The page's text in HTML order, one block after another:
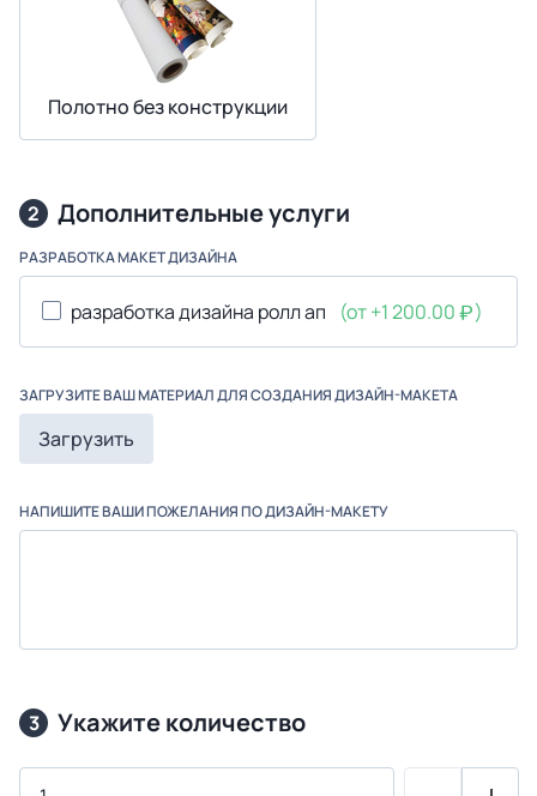
Полотно без конструкции
2 Дополнительные услуги
РАЗРАБОТКА МАКЕТ ДИЗАЙНА
разработка дизайна ролл ап (от +1 200.00 )
ЗАГРУЗИТЕ ВАШ МАТЕРИАЛ ДЛЯ СОЗДАНИЯ ДИЗАЙН-МАКЕТА
Загрузить
НАПИШИТЕ ВАШИ ПОЖЕЛАНИЯ ПО ДИЗАЙН-МАКЕТУ
3 Укажите количество